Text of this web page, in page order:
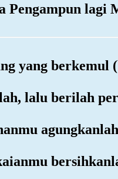
Pengampun lagi
yang berkemul
lalu berilah